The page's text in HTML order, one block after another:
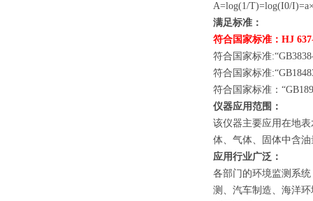
A=log(1/T)=log(I0/
满足标准：
符合国家标准： HJ
符合国家标准
符合国家标准
符合国家标准：
仪器应用范围：
该仪器主要应用在地
体、气体、固体中含
应用行业广泛：
各部门的环境监测系
测、汽车制造、海洋